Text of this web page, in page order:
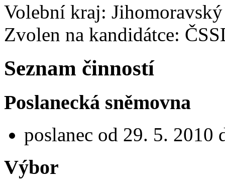
Volební kraj: Jihomoravský
Zvolen na kandidátce:
Seznam činností
Poslanecká sněmovna
poslanec od 29. 5. 2010
Výbor